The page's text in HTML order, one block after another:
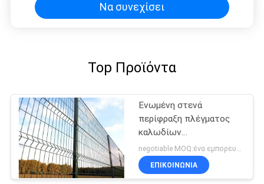
Να συνεχίσει
Top Προϊόντα
Ενωμένη στενά
περίφραξη πλέγματος
καλωδίων
αποσυνθέσεων απόδειξη
ΕΠΙΚΟΙΝΩΝΙΑ